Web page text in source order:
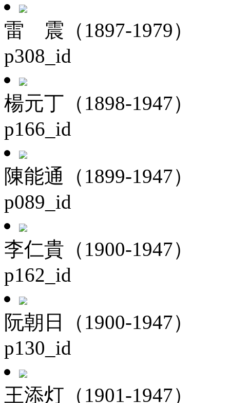
雷 震（1897-1979）
p308_id
楊元丁（1898-1947）
p166_id
陳能通（1899-1947）
p089_id
李仁貴（1900-1947）
p162_id
阮朝日（1900-1947）
p130_id
王添灯（1901-1947）